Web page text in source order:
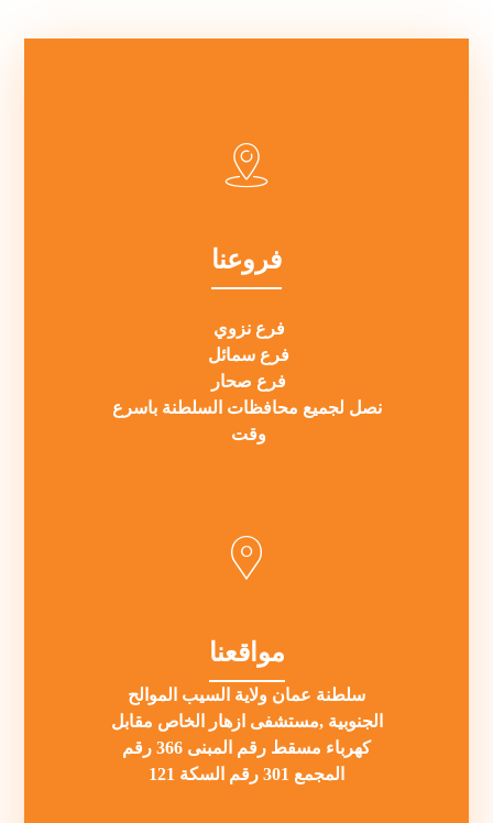
فروعنا
فرع نزوي
فرع سمائل
فرع صحار
نصل لجميع محافظات السلطنة باسرع
وقت
مواقعنا
سلطنة عمان ولاية السيب الموالح
الجنوبية ,مستشفى ازهار الخاص مقابل
كهرباء مسقط رقم المبنى 366 رقم
المجمع 301 رقم السكة 121